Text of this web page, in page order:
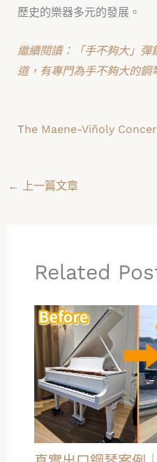
歷史的樂器多元的發展。
繼續閱讀：「手不夠大」彈
道，有專門為手不夠大的鋼
The Maene-Viñoly
← 上一篇文章
Related